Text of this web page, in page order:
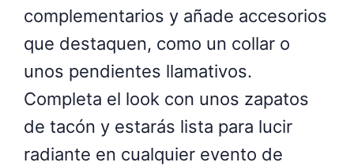
complementarios y añade accesorios
que destaquen, como un collar o
unos pendientes llamativos.
Completa el look con unos zapatos
de tacón y estarás lista para lucir
radiante en cualquier evento de